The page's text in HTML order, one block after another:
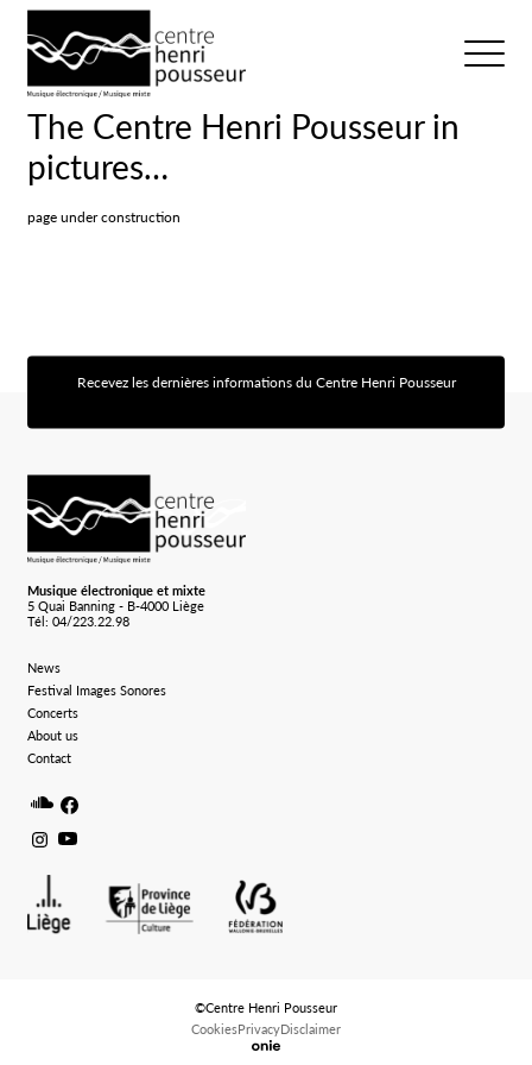
Ouvrir/
The Centre Henri Pousseur in
pictures…
page under construction
Recevez les dernières informations du Centre Henri Pousseur
Musique électronique et mixte
5 Quai Banning - B-4000 Liège
Tél: 04/223.22.98
News
Festival Images Sonores
Concerts
About us
Contact
Soundcloud
Facebook
Instagram
Youtube
©Centre Henri Pousseur
CookiesPrivacyDisclaimer
Logo Onie